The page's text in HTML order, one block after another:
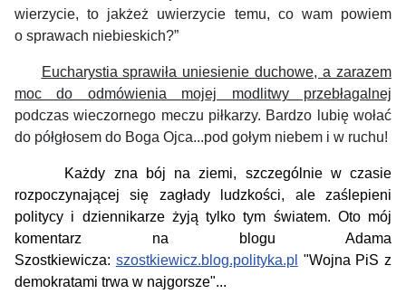
wierzycie, to jakżeż uwierzycie temu, co wam powiem
o sprawach niebieskich?”
Eucharystia sprawiła uniesienie duchowe, a zarazem
moc do odmówienia mojej modlitwy przebłagalnej
podczas wieczornego meczu piłkarzy. Bardzo lubię wołać
do półgłosem do Boga Ojca...pod gołym niebem i w ruchu!
Każdy zna bój na ziemi, szczególnie w czasie
rozpoczynającej się zagłady ludzkości, ale zaślepieni
politycy i dziennikarze żyją tylko tym światem. Oto mój
komentarz na blogu Adama
Szostkiewicza: szostkiewicz.blog.polityka.pl "Wojna PiS z
demokratami trwa w najgorsze"...